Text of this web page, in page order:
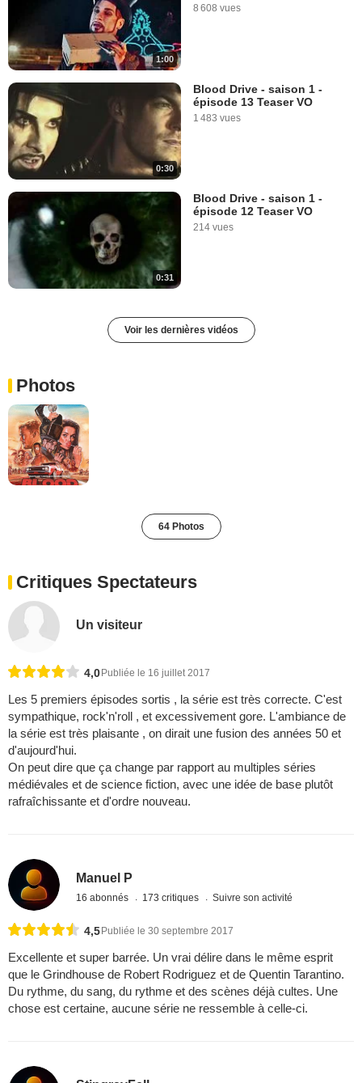
1:00
8 608 vues
0:30
Blood Drive - saison 1 -
épisode 13 Teaser VO
1 483 vues
0:31
Blood Drive - saison 1 -
épisode 12 Teaser VO
214 vues
Voir les dernières vidéos
Photos
64 Photos
Critiques Spectateurs
Un visiteur
4,0 Publiée le 16 juillet 2017
Les 5 premiers épisodes sortis , la série est très correcte. C'est
sympathique, rock'n'roll , et excessivement gore. L'ambiance de
la série est très plaisante , on dirait une fusion des années 50 et
d'aujourd'hui.
On peut dire que ça change par rapport au multiples séries
médiévales et de science fiction, avec une idée de base plutôt
rafraîchissante et d'ordre nouveau.
Manuel P
16 abonnés 173 critiques Suivre son activité
4,5 Publiée le 30 septembre 2017
Excellente et super barrée. Un vrai délire dans le même esprit
que le Grindhouse de Robert Rodriguez et de Quentin Tarantino.
Du rythme, du sang, du rythme et des scènes déjà cultes. Une
chose est certaine, aucune série ne ressemble à celle-ci.